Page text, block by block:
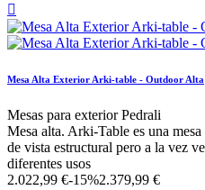

Mesa Alta Exterior Arki-table - Outdoor Alta
Mesas para exterior Pedrali
Mesa alta. Arki-Table es una
de vista estructural pero a la vez
diferentes usos
2.022,99 €-15%2.379,99 €